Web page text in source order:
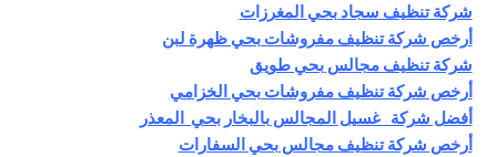
شركة تنظيف سجاد بحي المغرزات
أرخص شركة تنظيف مفروشات بحي ظهرة لبن
شركة تنظيف مجالس بحي طويق
أرخص شركة تنظيف مفروشات بحي الخزامي
أفضل شركة غسيل المجالس بالبخار بحي المعذر
أرخص شركة تنظيف مجالس بحي السفارات